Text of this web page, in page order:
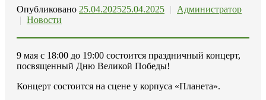
Опубликовано 25.04.202525.04.2025 |
Администратор
| Новости
9 мая с 18:00 до 19:00 состоится праздничный концерт,
посвященный Дню Великой Победы!
Концерт состоится на сцене у корпуса «Планета».